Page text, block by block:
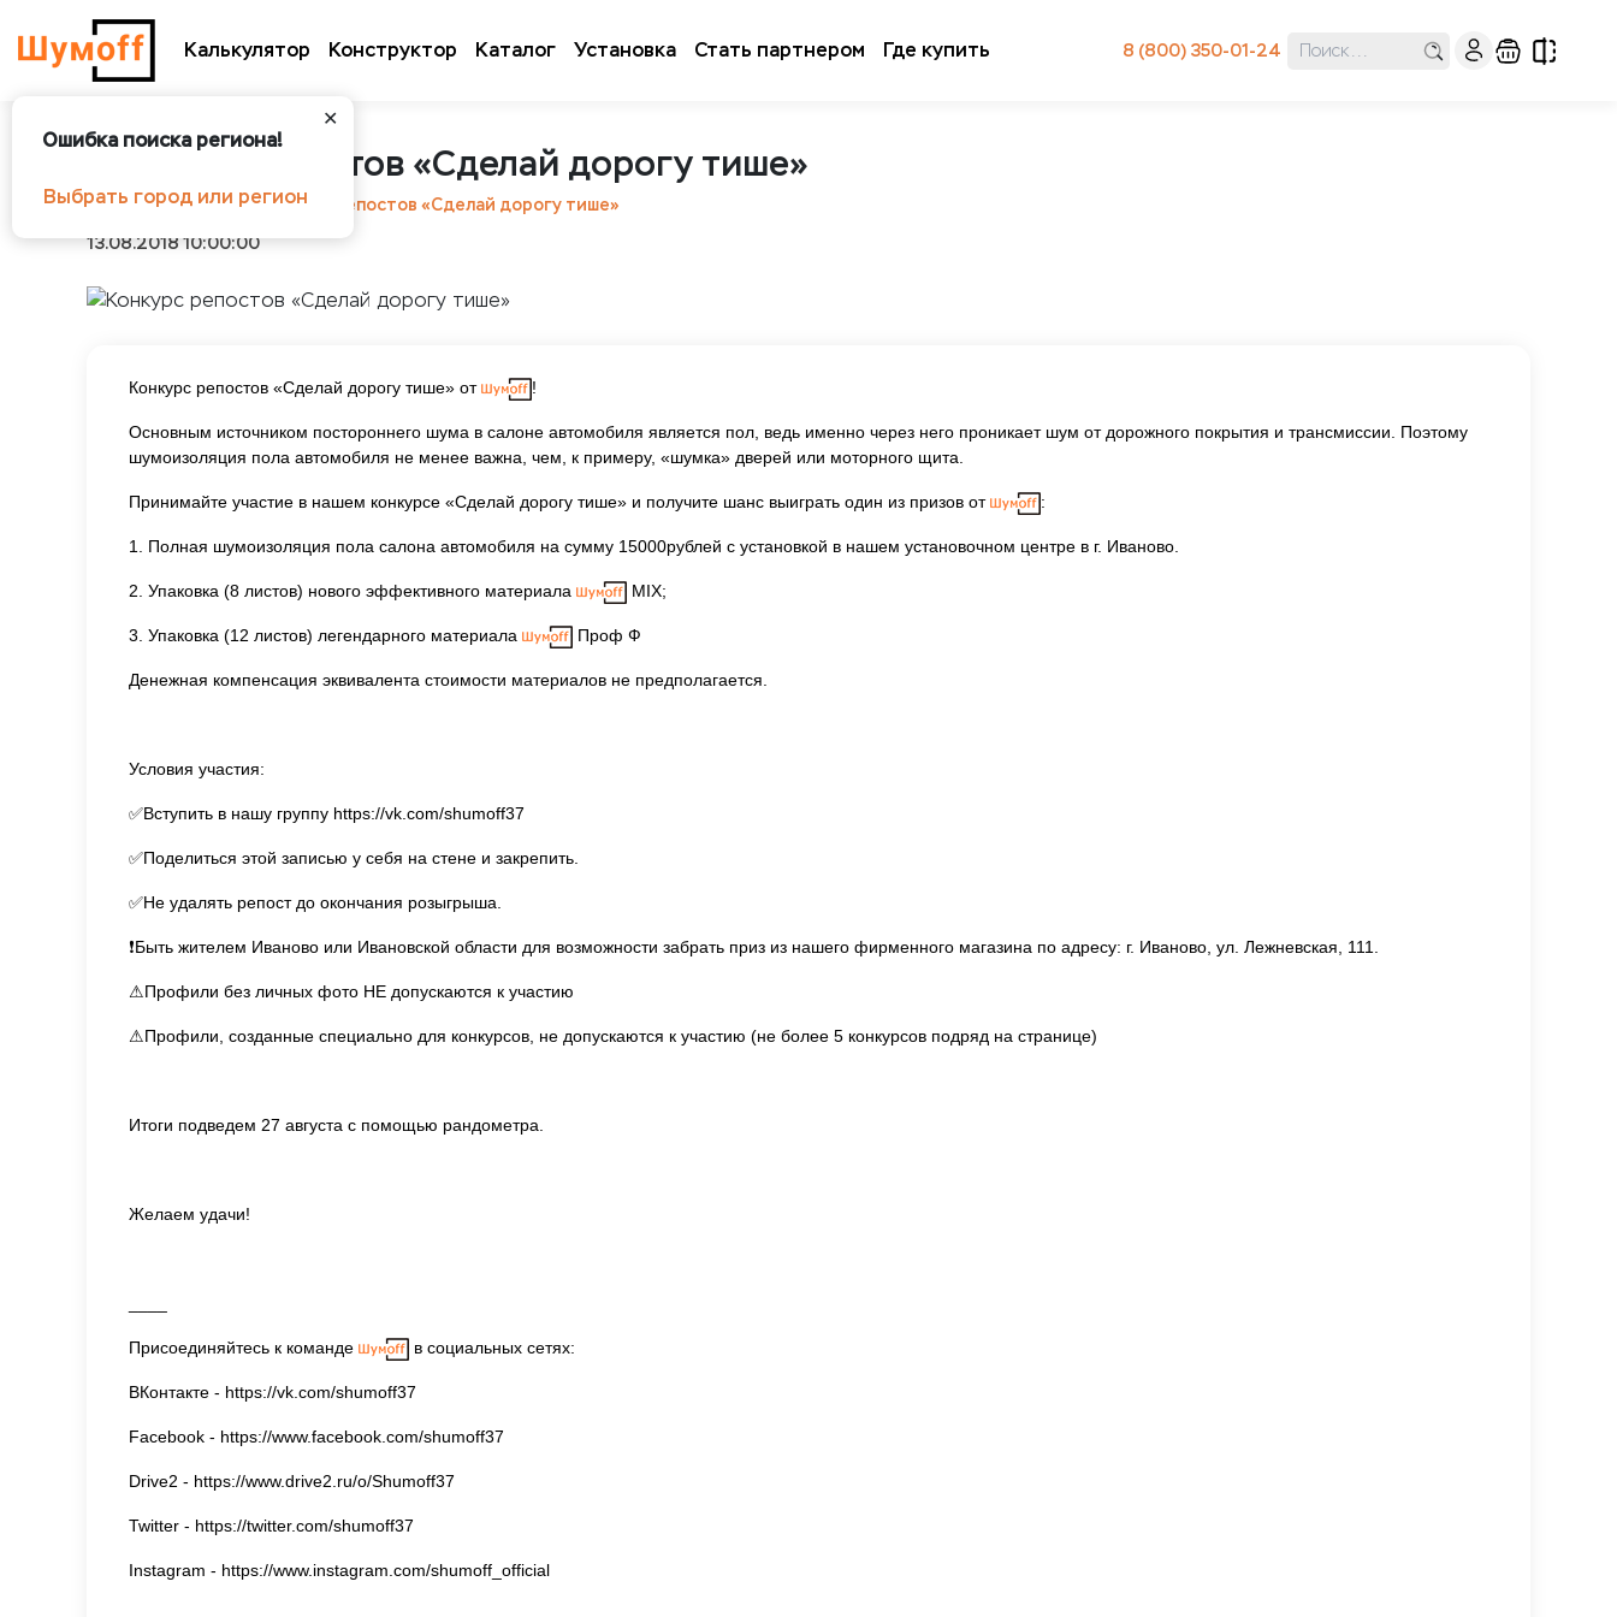
Калькулятор Конструктор Каталог Установка Стать партнером Где купить 8 (800) 350-01-24
✕
Ошибка поиска региона!
Выбрать город или регион
Конкурс репостов «Сделай дорогу тише»
Шумоff Новости
Конкурс репостов «Сделай дорогу тише»
13.08.2018 10:00:00
Конкурс репостов «Сделай дорогу тише» от !
Основным источником постороннего шума в салоне автомобиля является пол, ведь именно через него проникает шум от дорожного покрытия и трансмиссии. Поэтому
шумоизоляция пола автомобиля не менее важна, чем, к примеру, «шумка» дверей или моторного щита.
Принимайте участие в нашем конкурсе «Сделай дорогу тише» и получите шанс выиграть один из призов от :
1. Полная шумоизоляция пола салона автомобиля на сумму 15000рублей с установкой в нашем установочном центре в г. Иваново.
2. Упаковка (8 листов) нового эффективного материала MIX;
3. Упаковка (12 листов) легендарного материала Проф Ф
Денежная компенсация эквивалента стоимости материалов не предполагается.
Условия участия:
✅Вступить в нашу группу https://vk.com/shumoff37
✅Поделиться этой записью у себя на стене и закрепить.
✅Не удалять репост до окончания розыгрыша.
❗Быть жителем Иваново или Ивановской области для возможности забрать приз из нашего фирменного магазина по адресу: г. Иваново, ул. Лежневская, 111.
⚠Профили без личных фото НЕ допускаются к участию
⚠Профили, созданные специально для конкурсов, не допускаются к участию (не более 5 конкурсов подряд на странице)
Итоги подведем 27 августа с помощью рандометра.
Желаем удачи!
Присоединяйтесь к команде в социальных сетях:
ВКонтакте - https://vk.com/shumoff37
Facebook - https://www.facebook.com/shumoff37
Drive2 - https://www.drive2.ru/o/Shumoff37
Twitter - https://twitter.com/shumoff37
Instagram - https://www.instagram.com/shumoff_official